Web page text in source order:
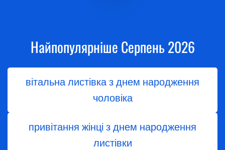
Найпопулярніше Серпень 2026
вітальна листівка з днем народження
чоловіка
привітання жінці з днем народження
листівки